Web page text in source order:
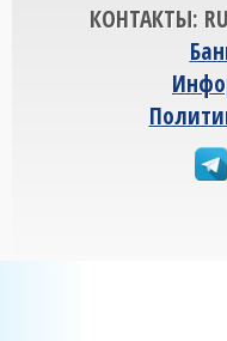
КОНТАКТЫ: